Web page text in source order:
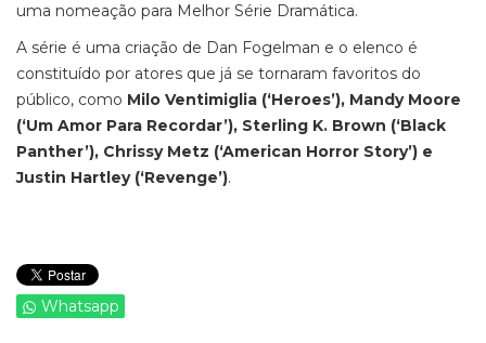
uma nomeação para Melhor Série Dramática.
A série é uma criação de Dan Fogelman e o elenco é
constituído por atores que já se tornaram favoritos do
público, como Milo Ventimiglia (‘Heroes’), Mandy Moore
(‘Um Amor Para Recordar’), Sterling K. Brown (‘Black
Panther’), Chrissy Metz (‘American Horror Story’) e
Justin Hartley (‘Revenge’).
Whatsapp